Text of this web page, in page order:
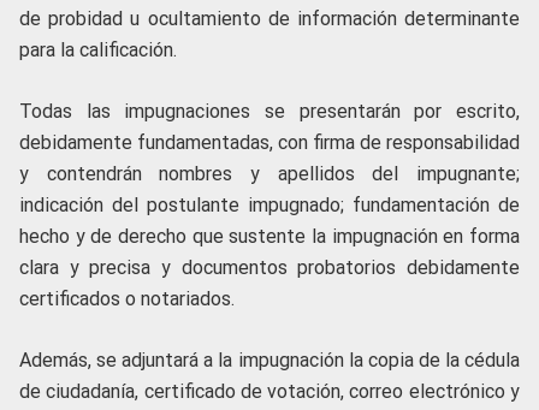
de probidad u ocultamiento de información determinante
para la calificación.
Todas las impugnaciones se presentarán por escrito,
debidamente fundamentadas, con firma de responsabilidad
y contendrán nombres y apellidos del impugnante;
indicación del postulante impugnado; fundamentación de
hecho y de derecho que sustente la impugnación en forma
clara y precisa y documentos probatorios debidamente
certificados o notariados.
Además, se adjuntará a la impugnación la copia de la cédula
de ciudadanía, certificado de votación, correo electrónico y